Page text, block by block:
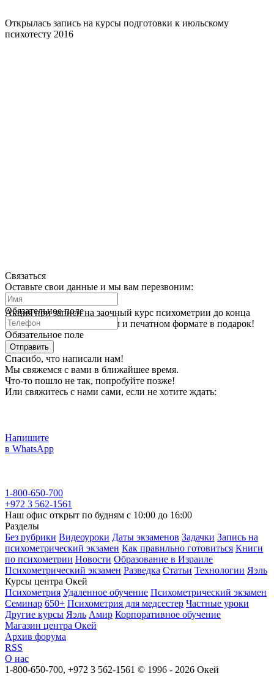
Открылась запись на курсы подготовки к июльскому
психотесту 2016
Акция при записи на заочный курс психометрии до конца
июля — книги в цифровом и печатном формате в подарок!
Связаться
Оставьте свои данные и мы вам перезвоним:
Обязательное поле
Обязательное поле
Отправить
Спасибо, что написали нам!
Мы свяжемся с вами в ближайшее время.
Что-то пошло не так, попробуйте позже!
Или свяжитесь с нами сами, если не хотите ждать:
Напишите
в WhatsApp
1-800-650-700
+972 3 562-1561
Наш офис открыт по будням с 10:00 до 16:00
Разделы
Без рубрики Видеоуроки Даты экзаменов Задачки Запись на
психометрический экзамен Как правильно готовиться Книги
по психометрии Новости Образование в Израиле
Психометрический экзамен Разведка Статьи Технологии Яэль
Курсы центра Окей
Психометрия Удаленное обучение Психометрический экзамен
Семинар 650+ Психометрия для медсестер Частные уроки
Другие курсы Яэль Амир Корпоративное обучение
Магазин центра Окей
Архив форума
RSS
О нас
1-800-650-700, +972 3 562-1561 © 1996 - 2026 Окей